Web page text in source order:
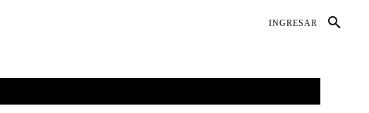
GALERÍASMORE
INGRESAR